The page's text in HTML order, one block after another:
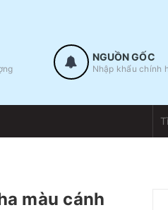
NGUỒN GỐC
Nhập khẩu chính
màu cánh